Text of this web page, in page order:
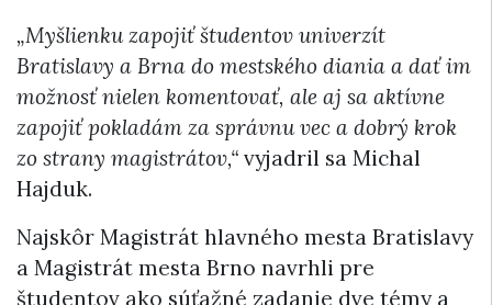
„Myšlienku zapojiť študentov univerzít
Bratislavy a Brna do mestského diania a dať im
možnosť nielen komentovať, ale aj sa aktívne
zapojiť pokladám za správnu vec a dobrý krok
zo strany magistrátov,“ vyjadril sa Michal
Hajduk.
Najskôr Magistrát hlavného mesta Bratislavy
a Magistrát mesta Brno navrhli pre
študentov ako súťažné zadanie dve témy a